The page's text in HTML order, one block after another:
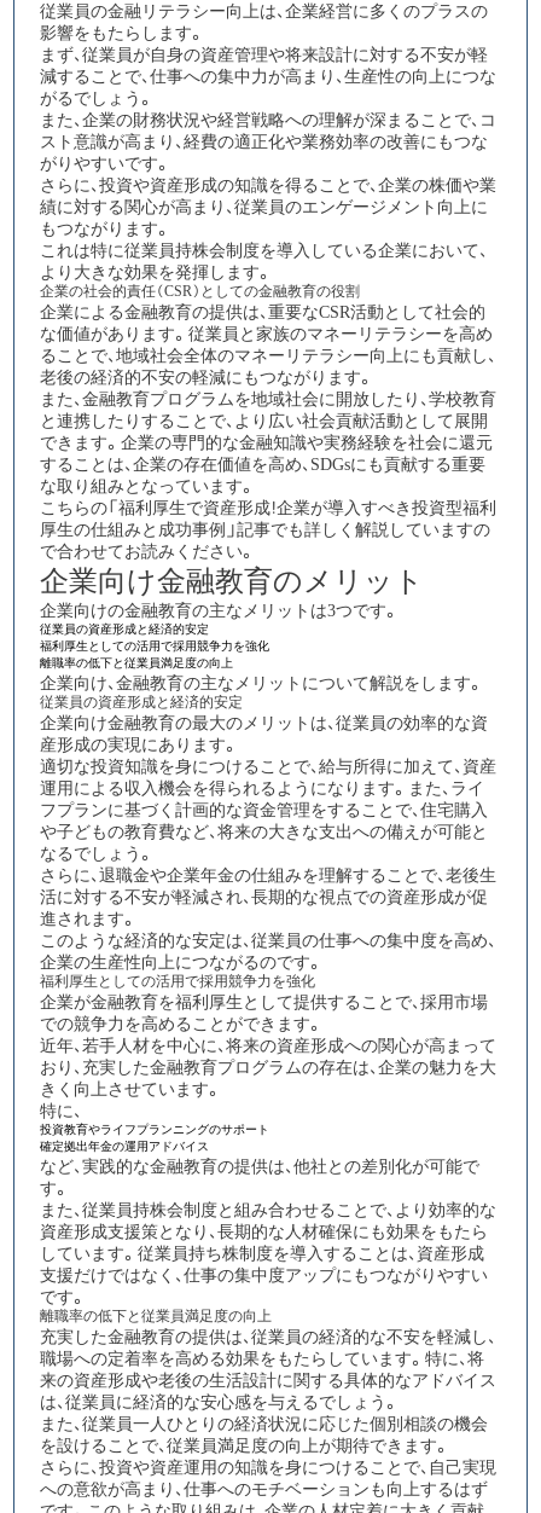
従業員の金融リテラシー向上は、企業経営に多くのプラスの
影響をもたらします。
まず、従業員が自身の資産管理や将来設計に対する不安が軽
減することで、仕事への集中力が高まり、生産性の向上につな
がるでしょう。
また、企業の財務状況や経営戦略への理解が深まることで、コ
スト意識が高まり、経費の適正化や業務効率の改善にもつな
がりやすいです。
さらに、投資や資産形成の知識を得ることで、企業の株価や業
績に対する関心が高まり、従業員のエンゲージメント向上に
もつながります。
これは特に従業員持株会制度を導入している企業において、
より大きな効果を発揮します。​​
企業の社会的責任（CSR）としての金融教育の役割
企業による金融教育の提供は、重要なCSR活動として社会的
な価値があります。従業員と家族のマネーリテラシーを高め
ることで、地域社会全体のマネーリテラシー向上にも貢献し、
老後の経済的不安の軽減にもつながります。
また、金融教育プログラムを地域社会に開放したり、学校教育
と連携したりすることで、より広い社会貢献活動として展開
できます。企業の専門的な金融知識や実務経験を社会に還元
することは、企業の存在価値を高め、SDGsにも貢献する重要
な取り組みとなっています。​​​​​​​​​​​​​​​​
こちらの「福利厚生で資産形成！企業が導入すべき投資型福利
厚生の仕組みと成功事例 」記事でも詳しく解説していますの
で合わせてお読みください。
企業向け金融教育のメリット
企業向けの金融教育の主なメリットは3つです。
従業員の資産形成と経済的安定
福利厚生としての活用で採用競争力を強化
離職率の低下と従業員満足度の向上
企業向け、金融教育の主なメリットについて解説をします。
従業員の資産形成と経済的安定
企業向け金融教育の最大のメリットは、従業員の効率的な資
産形成の実現 にあります。
適切な投資知識を身につけることで、給与所得に加えて、資産
運用による収入機会を得られるようになります。また、ライ
フプランに基づく計画的な資金管理をすることで、住宅購入
や子どもの教育費など、将来の大きな支出への備えが可能と
なるでしょう。
さらに、退職金や企業年金の仕組みを理解することで、老後生
活に対する不安が軽減され、長期的な視点での資産形成が促
進されます。
このような経済的な安定は、従業員の仕事への集中度を高め、
企業の生産性向上につながるのです。​​​​​​​​​​​​​​​​
福利厚生としての活用で採用競争力を強化
企業が金融教育を福利厚生として提供することで、採用市場
での競争力を高めることができます。
近年、若手人材を中心に、将来の資産形成への関心が高まって
おり、充実した金融教育プログラムの存在は、企業の魅力を大
きく向上させています。
特に、
投資教育やライフプランニングのサポート
確定拠出年金の運用アドバイス
など、実践的な金融教育の提供は、他社との差別化が可能で
す。
また、従業員持株会制度と組み合わせることで、より効率的な
資産形成支援策となり、長期的な人材確保にも効果をもたら
しています。​​​​​​​​​​​​​​​​従業員持ち株制度を導入することは、資産形成
支援だけではなく、仕事の集中度アップにもつながりやすい
です。
離職率の低下と従業員満足度の向上
充実した金融教育の提供は、従業員の経済的な不安を軽減し、
職場への定着率を高める効果をもたらしています。特に、将
来の資産形成や老後の生活設計に関する具体的なアドバイス
は、従業員に経済的な安心感を与えるでしょう。
また、従業員一人ひとりの経済状況に応じた個別相談の機会
を設けることで、従業員満足度の向上が期待できます。
さらに、投資や資産運用の知識を身につけることで、自己実現
への意欲が高まり、仕事へのモチベーションも向上するはず